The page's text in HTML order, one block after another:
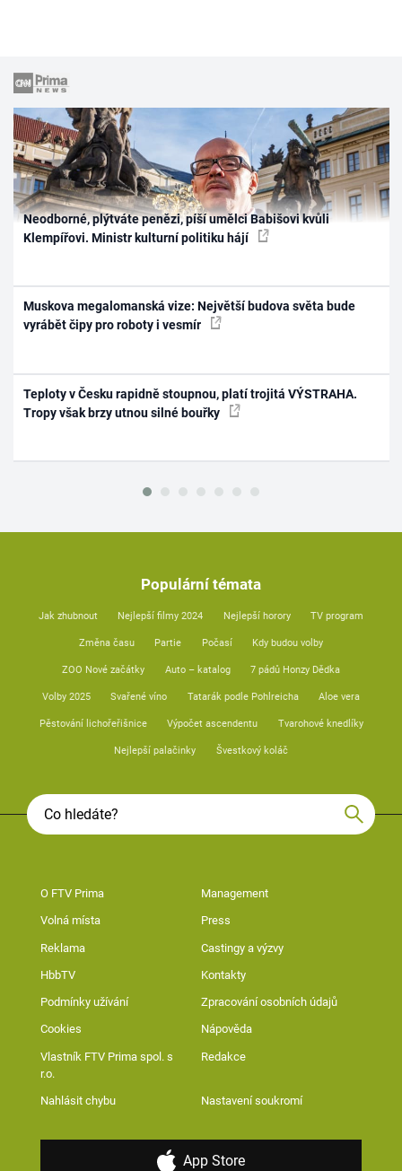
Neodborné, plýtváte penězi, píší umělci Babišovi kvůli
Klempířovi. Ministr kulturní politiku hájí
Muskova megalomanská vize: Největší budova světa bude
vyrábět čipy pro roboty i vesmír
Teploty v Česku rapidně stoupnou, platí trojitá VÝSTRAHA.
Tropy však brzy utnou silné bouřky
Populární témata
Jak zhubnout Nejlepší filmy 2024 Nejlepší horory TV program
Změna času Partie Počasí Kdy budou volby
ZOO Nové začátky Auto – katalog 7 pádů Honzy Dědka
Volby 2025 Svařené víno Tatarák podle Pohlreicha Aloe vera
Pěstování lichořeřišnice Výpočet ascendentu Tvarohové knedlíky
Nejlepší palačinky Švestkový koláč
O FTV Prima Management
Volná místa Press
Reklama Castingy a výzvy
HbbTV Kontakty
Podmínky užívání Zpracování osobních údajů
Cookies Nápověda
Vlastník FTV Prima spol. s
r.o.
Redakce
Nahlásit chybu Nastavení soukromí
App Store